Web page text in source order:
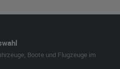
Boote und Flugzeuge im